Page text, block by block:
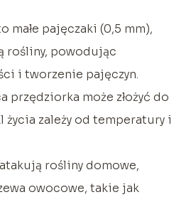
małe pajęczaki (0,5 mm),
rośliny, powodując
i tworzenie pajęczyn.
przędziorka może złożyć do
życia zależy od temperatury i
rośliny domowe,
owocowe, takie jak